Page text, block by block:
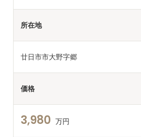
所在地
廿日市市大野字郷
価格
3,980 万円